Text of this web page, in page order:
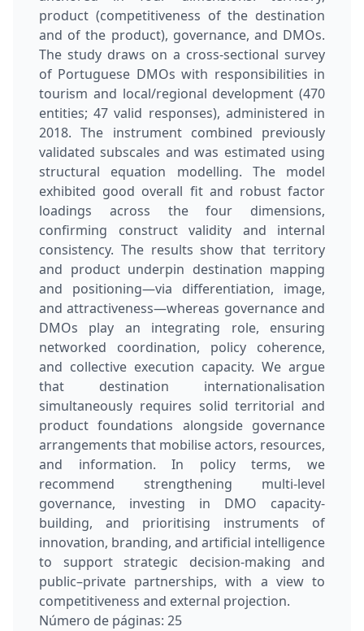
product (competitiveness of the destination
and of the product), governance, and DMOs.
The study draws on a cross-sectional survey
of Portuguese DMOs with responsibilities in
tourism and local/regional development (470
entities; 47 valid responses), administered in
2018. The instrument combined previously
validated subscales and was estimated using
structural equation modelling. The model
exhibited good overall fit and robust factor
loadings across the four dimensions,
confirming construct validity and internal
consistency. The results show that territory
and product underpin destination mapping
and positioning—via differentiation, image,
and attractiveness—whereas governance and
DMOs play an integrating role, ensuring
networked coordination, policy coherence,
and collective execution capacity. We argue
that destination internationalisation
simultaneously requires solid territorial and
product foundations alongside governance
arrangements that mobilise actors, resources,
and information. In policy terms, we
recommend strengthening multi-level
governance, investing in DMO capacity-
building, and prioritising instruments of
innovation, branding, and artificial intelligence
to support strategic decision-making and
public–private partnerships, with a view to
competitiveness and external projection.
Número de páginas: 25